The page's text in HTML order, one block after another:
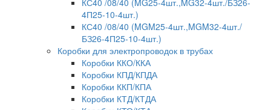
4П25-10-4шт.)
КС40 /08/40 (MGM25-4шт.,MGM32-4шт./
БЗ26-4П25-10-4шт.)
Коробки для электропроводок в трубах
Коробки ККО/ККА
Коробки КПД/КПДА
Коробки ККП/КПА
Коробки КТД/КТДА